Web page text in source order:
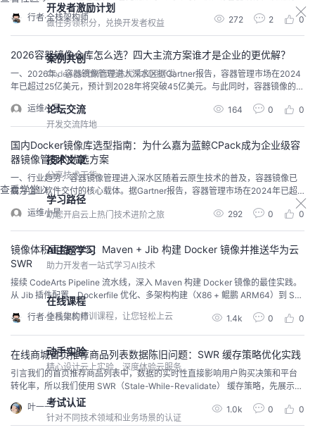
开发者激励计划
做任务领积分，兑换开发者权益
案例共创
CodeArts代码智能体优秀应用开发
论坛交流
开发交流阵地
技术文章
分享技术干货
查看学堂
学习路径
助您开启云上热门技术进阶之旅
AI主题学习
助力开发者一站式学习AI技术
在线课程
体系化的培训课程，让您轻松上云
动手实验
精心设计云上实验，深度体验云服务
考试认证
针对不同技术领域和业务场景的认证
伏近4年,影响全球超过30,000个Gitea部署,波及医疗、航空航天、零售等多个
行业。我在本文中深度剖析漏洞原理、影响范围,并提供完整的修复方案。
行者·全栈架构师 272 2 0
2026容器镜像仓库怎么选？四大主流方案谁才是企业的更优解？
一、2026年，容器镜像管理进入深水区据Gartner报告，容器管理市场在2024
年已超过25亿美元，预计到2028年将突破45亿美元。与此同时，容器镜像的安
中只有十分之一是完全最新的。CNCERT报告也指出，超过87%的容器镜像存
在高危或关键漏洞。更严峻的是供应链攻击风险。2026年已发生多起真实攻击
运维小星 164 0 0
国内Docker镜像库选型指南：为什么嘉为蓝鲸CPack成为企业级容
器镜像管理的优选方案
一、行业趋势：容器镜像管理进入深水区随着云原生技术的普及，容器镜像已
成为企业软件交付的核心载体。据Gartner报告，容器管理市场在2024年已超
过25亿美元，预计到2028年将突破45亿美元，年复合增长率达17.6%。与此同
时，据Gartner预测，到2025年将有75%的企业采用云原生镜像仓库替代传统
方案。然而，容器镜像的快速普及也带来了严峻的安全挑战。据CNCERT 2025
运维小星 292 0 0
镜像体积直降 70%：Maven + Jib 构建 Docker 镜像并推送华为云
SWR
接续 CodeArts Pipeline 流水线，深入 Maven 构建 Docker 镜像的最佳实践。
从 Jib 插件配置、Dockerfile 优化、多架构构建（X86 + 鲲鹏 ARM64）到 SW
R 镜像仓库推送，最终融入 CodeArts Pipeline 实现代码提交到镜像推送的全自
动化。包含 3 组 Dockerfile 模板和镜像体积优化对比数据。
行者·全栈架构师 1.4k 0 0
在线商城首页推荐商品列表数据陈旧问题：SWR 缓存策略优化实践
引言我们的首页推荐商品列表中，数据的实时性直接影响用户购买决策和平台
转化率，所以我们使用 SWR（Stale-While-Revalidate） 缓存策略，先展示缓
存数据，后台更新，减少白屏时间。不过，我们遇到了一个典型问题：商品列
表数据陈旧，更新机制失效，导致用户看到的推荐商品与实际库存或促销活动
不同步。本文详细分析这一问题的排查过程、修复方案，并通过真实案例复盘
叶一一 1.0k 0 0